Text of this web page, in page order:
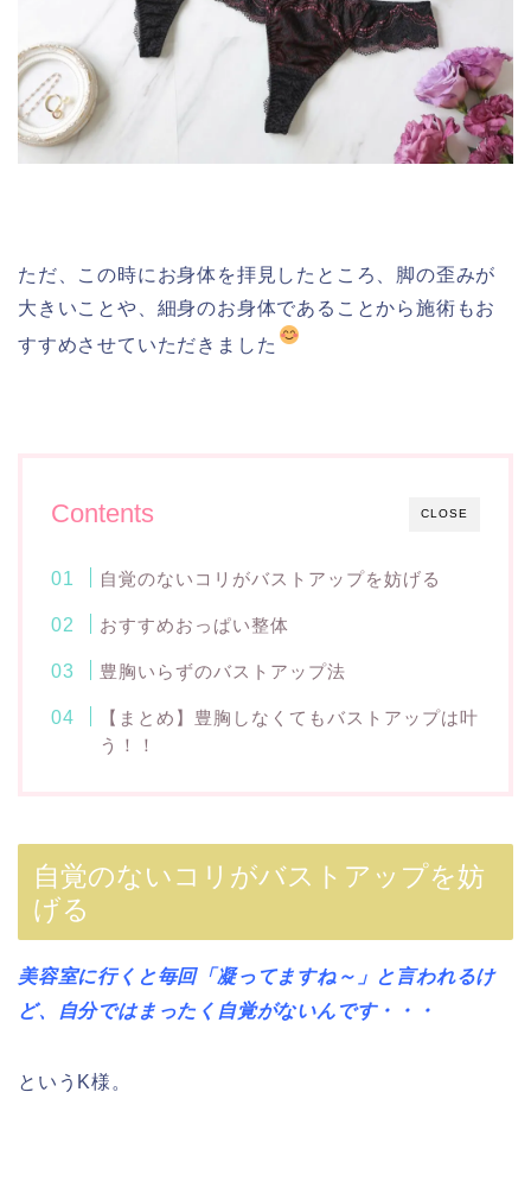
ただ、この時にお身体を拝見したところ、脚の歪みが
大きいことや、細身のお身体であることから施術もお
すすめさせていただきました
CLOSE
Contents
自覚のないコリがバストアップを妨げる
おすすめおっぱい整体
豊胸いらずのバストアップ法
【まとめ】豊胸しなくてもバストアップは叶
う！！
自覚のないコリがバストアップを妨
げる
美容室に行くと毎回「凝ってますね～」と言われるけ
ど、自分ではまったく自覚がないんです・・・
というK様。